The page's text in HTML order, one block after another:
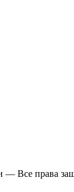
— Все права